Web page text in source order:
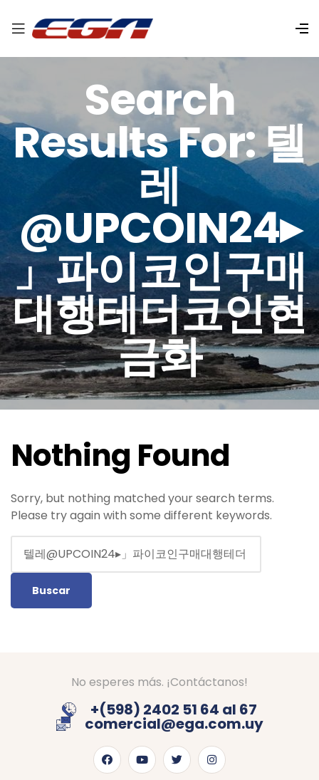
Search
Results For: 텔
레
@UPCOIN24▸
」파이코인구매
대행테더코인현
금화
Nothing Found
Sorry, but nothing matched your search terms.
Please try again with some different keywords.
No esperes más. ¡Contáctanos!
+(598) 2402 51 64 al 67
comercial@ega.com.uy